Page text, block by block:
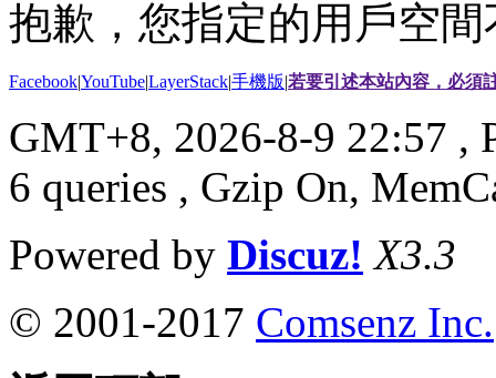
抱歉，您指定的用戶空間
Facebook|YouTube|LayerStack|手機版|若要引述本站內容，必須
GMT+8, 2026-8-9 22:57 ,
6 queries , Gzip On,
Powered by Discuz! X3.3
© 2001-2017 Comsenz Inc.